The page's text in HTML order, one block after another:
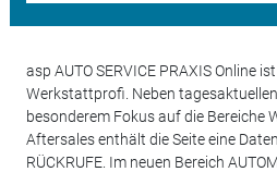
asp AUTO SERVICE PRAXIS Online
Werkstattprofi. Neben
besonderem Fokus auf die Bereiche
Aftersales enthält die Seite eine
RÜCKRUFE. Im neuen Bereich